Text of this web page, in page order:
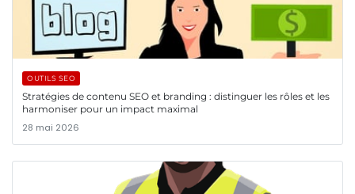
OUTILS SEO
Stratégies de contenu SEO et branding : distinguer les rôles et les
harmoniser pour un impact maximal
28 mai 2026